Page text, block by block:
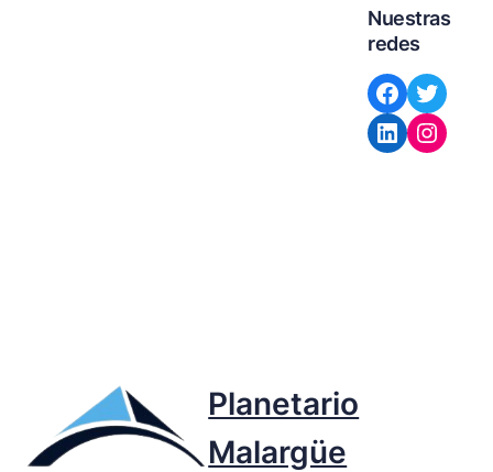
Nuestras
redes
Facebook
Twitter
LinkedIn
Instagram
Planetario
Malargüe